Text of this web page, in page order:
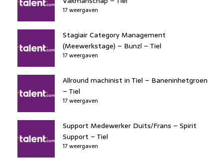
17 weergaven
Stagiair Category Management
(Meewerkstage) – Bunzl – Tiel
17 weergaven
Allround machinist in Tiel – Baneninhetgroen
– Tiel
17 weergaven
Support Medewerker Duits/Frans – Spirit
Support – Tiel
17 weergaven